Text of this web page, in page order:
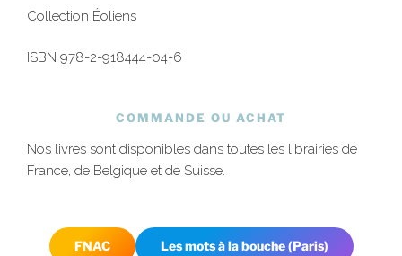
Collection Éoliens
ISBN 978-2-918444-04-6
COMMANDE OU ACHAT
Nos livres sont disponibles dans toutes les librairies de
France, de Belgique et de Suisse.
FNAC Les mots à la bouche (Paris)